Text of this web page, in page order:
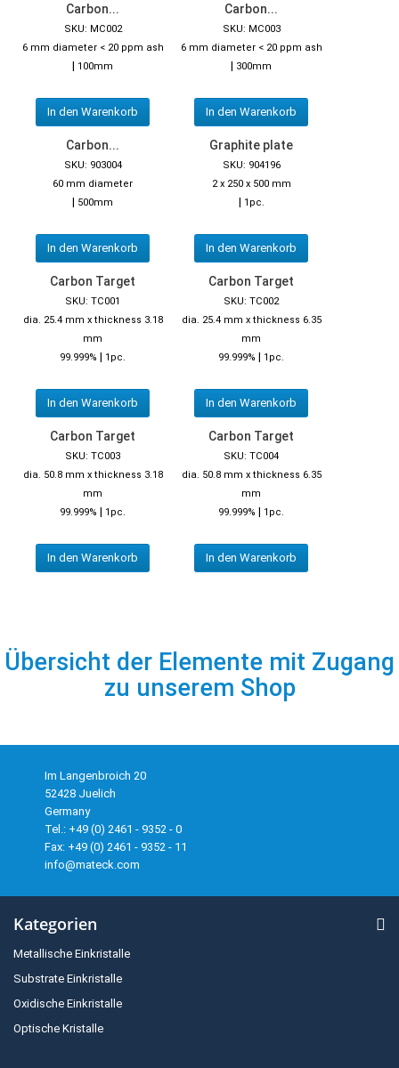
Carbon...
SKU: MC002
6 mm diameter < 20 ppm ash
| 100mm
In den Warenkorb
Carbon...
SKU: MC003
6 mm diameter < 20 ppm ash
| 300mm
In den Warenkorb
Carbon...
SKU: 903004
60 mm diameter
| 500mm
In den Warenkorb
Graphite plate
SKU: 904196
2 x 250 x 500 mm
| 1pc.
In den Warenkorb
Carbon Target
SKU: TC001
dia. 25.4 mm x thickness 3.18
mm
99.999% | 1pc.
In den Warenkorb
Carbon Target
SKU: TC002
dia. 25.4 mm x thickness 6.35
mm
99.999% | 1pc.
In den Warenkorb
Carbon Target
SKU: TC003
dia. 50.8 mm x thickness 3.18
mm
99.999% | 1pc.
In den Warenkorb
Carbon Target
SKU: TC004
dia. 50.8 mm x thickness 6.35
mm
99.999% | 1pc.
In den Warenkorb
Übersicht der Elemente mit Zugang
zu unserem Shop
Im Langenbroich 20
52428 Juelich
Germany
Tel.: +49 (0) 2461 - 9352 - 0
Fax: +49 (0) 2461 - 9352 - 11
info@mateck.com
Kategorien
Metallische Einkristalle
Substrate Einkristalle
Oxidische Einkristalle
Optische Kristalle